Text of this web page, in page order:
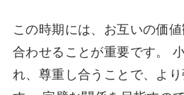
この時期には、お互いの価
合わせることが重要です。
れ、尊重し合うことで、よ